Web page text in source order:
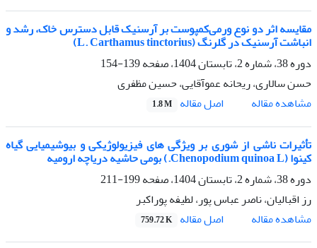
مقایسه اثر دو نوع ورمی‌کمپوست بر آرسنیک قابل دسترس خاک، رشد و
انباشت آرسنیک در گلرنگ (L. Carthamus tinctorius)
دوره 38، شماره 2، تابستان 1404، صفحه
139-154
حسن سالاری، ریحانه عموآقایی، حسین مظفری
مشاهده مقاله
اصل مقاله 1.8 M
تأثیرات ناشی از شوری بر ویژگی های فیزیولوژیکی و بیوشیمیایی گیاه
کینوا (Chenopodium quinoa L.) بومی حاشیه دریاچه ارومیه
دوره 38، شماره 2، تابستان 1404، صفحه
199-211
رز اقبالیان، ناصر عباس پور، لطیفه پوراکبر
مشاهده مقاله
اصل مقاله 759.72 K